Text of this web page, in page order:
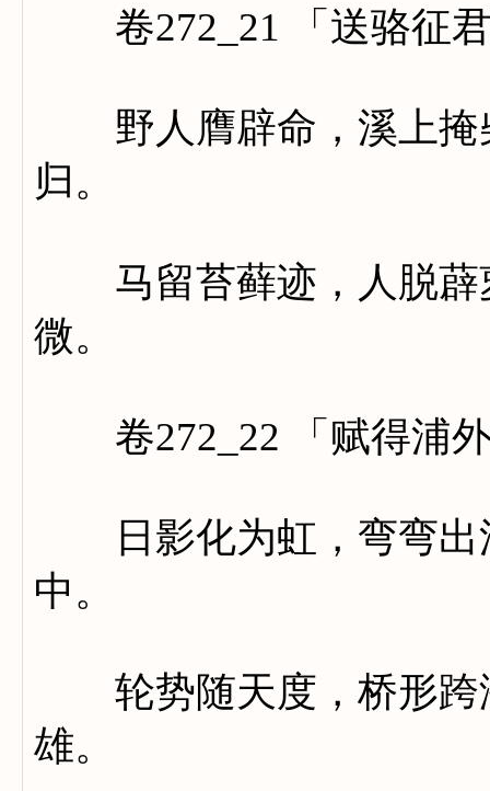
卷272_21 「送骆征
野人膺辟命，溪上掩
归。
马留苔藓迹，人脱薜
微。
卷272_22 「赋得浦外
日影化为虹，弯弯出
中。
轮势随天度，桥形跨
雄。